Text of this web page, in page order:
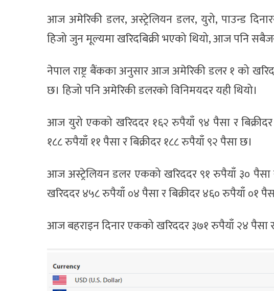
आज अमेरिकी डलर, अस्ट्रेलियन डलर, युरो, पाउन्ड
हिजो जुन मूल्यमा खरिदबिक्री भएको थियो, आज पनि
नेपाल राष्ट्र बैंकका अनुसार आज अमेरिकी डलर १ को
छ। हिजो पनि अमेरिकी डलरको विनिमयदर यही थियो।
आज युरो एकको खरिददर १६२ रुपैयाँ ९४ पैसा र
१८८ रुपैयाँ ११ पैसा र बिक्रीदर १८८ रुपैयाँ ९२ पैसा छ।
आज अस्ट्रेलियन डलर एकको खरिददर ९१ रुपैयाँ ३० पैसा
खरिददर ४५८ रुपैयाँ ०४ पैसा र बिक्रीदर ४६० रुपैयाँ ०१
आज बहराइन दिनार एकको खरिददर ३७१ रुपैयाँ २४ पैसा